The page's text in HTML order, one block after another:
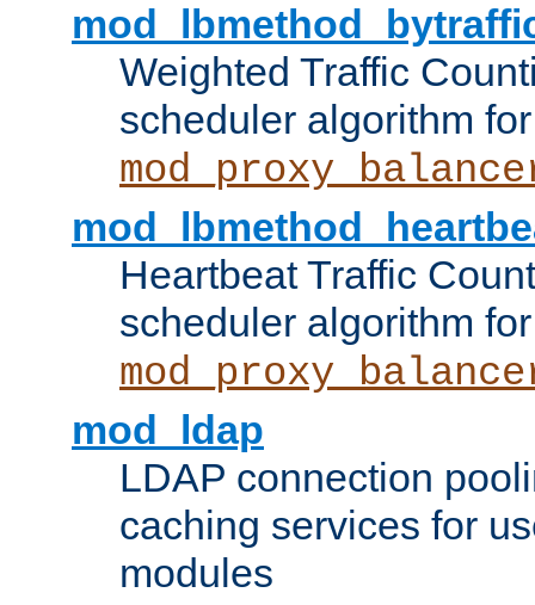
Weighted Traffic
scheduler algorithm for
Heartbeat Traffic
scheduler algorithm for
mod_ldap
LDAP connection
caching services for
modules